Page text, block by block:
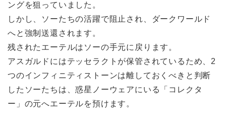
ングを狙っていました。
しかし、ソーたちの活躍で阻止され、ダークワールド
へと強制送還されます。
残されたエーテルはソーの手元に戻ります。
アスガルドにはテッセラクトが保管されているため、2
つのインフィニティストーンは離しておくべきと判断
したソーたちは、惑星ノーウェアにいる「コレクタ
ー」の元へエーテルを預けます。